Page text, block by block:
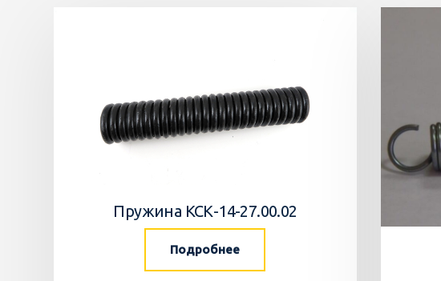
Пружина КСК-14-27.00.02
Подробнее